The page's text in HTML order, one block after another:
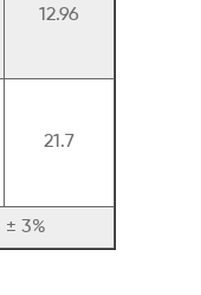
12.96
21.7
3%